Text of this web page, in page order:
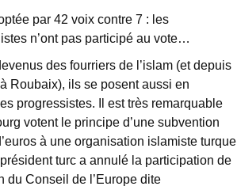
par 42 voix contre 7 : les
n’ont pas participé au vote…
des fourriers de l’islam (et depuis
Roubaix), ils se posent aussi en
progressistes. Il est très remarquable
votent le principe d’une subvention
à une organisation islamiste turque
turc a annulé la participation de
du Conseil de l’Europe dite